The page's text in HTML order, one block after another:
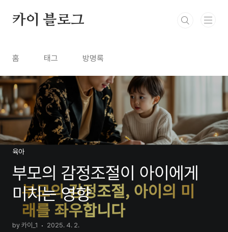
카이 블로그
홈 태그 방명록
육아
부모의 감정조절이 아이에게
미치는 영향
by 카이_1 2025. 4. 2.